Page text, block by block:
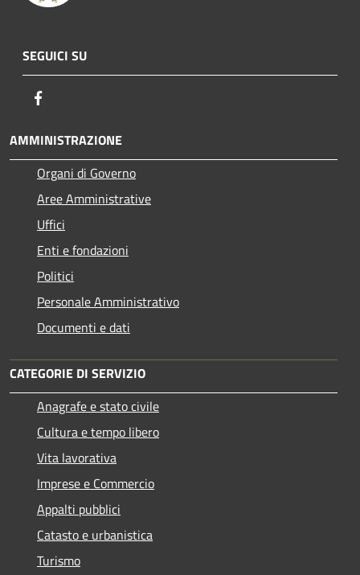
SEGUICI SU
AMMINISTRAZIONE
Organi di Governo
Aree Amministrative
Uffici
Enti e fondazioni
Politici
Personale Amministrativo
Documenti e dati
CATEGORIE DI SERVIZIO
Anagrafe e stato civile
Cultura e tempo libero
Vita lavorativa
Imprese e Commercio
Appalti pubblici
Catasto e urbanistica
Turismo